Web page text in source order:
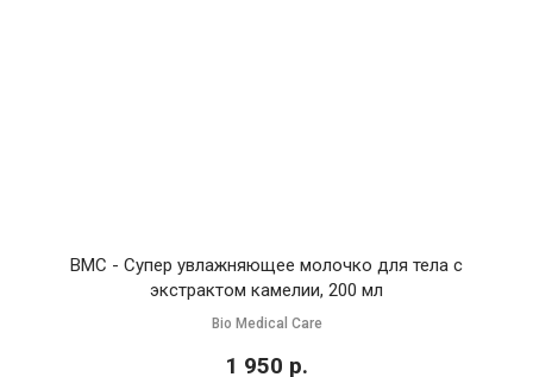
BMC - Супер увлажняющее молочко для тела с
экстрактом камелии, 200 мл
Bio Medical Care
1 950 р.